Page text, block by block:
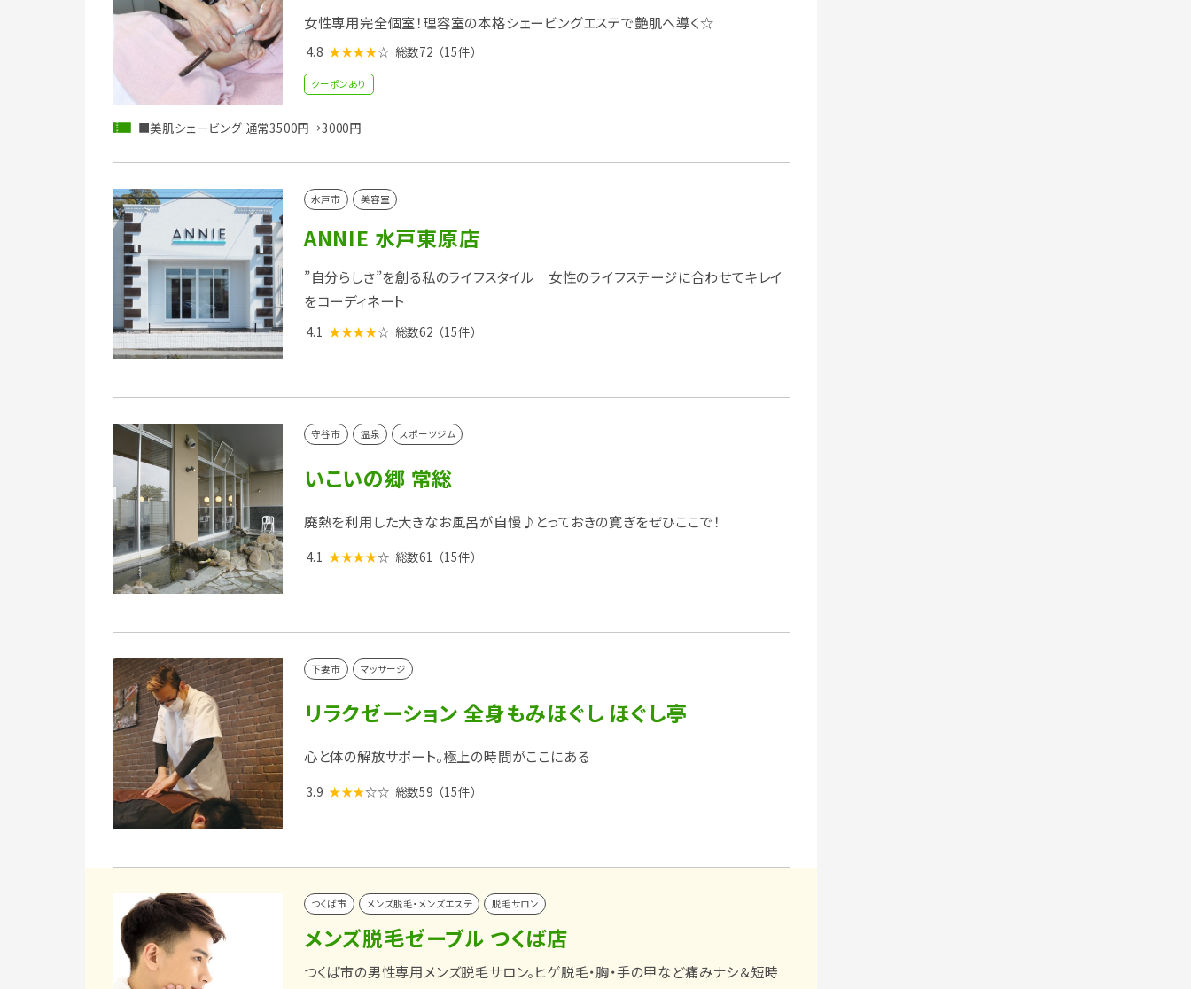
女性専用完全個室！理容室の本格シェービングエステで艶肌へ導く☆
4.8 ★★★★☆ 総数72 （15件）
クーポンあり
■美肌シェービング 通常3500円→3000円
水戸市 美容室
ANNIE 水戸東原店
”自分らしさ”を創る私のライフスタイル 女性のライフステージに合わせてキレイ
をコーディネート
4.1 ★★★★☆ 総数62 （15件）
守谷市 温泉 スポーツジム
いこいの郷 常総
廃熱を利用した大きなお風呂が自慢♪とっておきの寛ぎをぜひここで！
4.1 ★★★★☆ 総数61 （15件）
下妻市 マッサージ
リラクゼーション 全身もみほぐし ほぐし亭
心と体の解放サポート。極上の時間がここにある
3.9 ★★★☆☆ 総数59 （15件）
つくば市 メンズ脱毛・メンズエステ 脱毛サロン
メンズ脱毛ゼーブル つくば店
つくば市の男性専用メンズ脱毛サロン。ヒゲ脱毛・胸・手の甲など痛みナシ＆短時